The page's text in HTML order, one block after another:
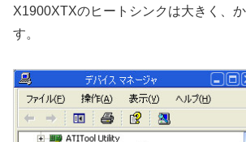
X1900XTXのヒートシンクは大きく、
す。